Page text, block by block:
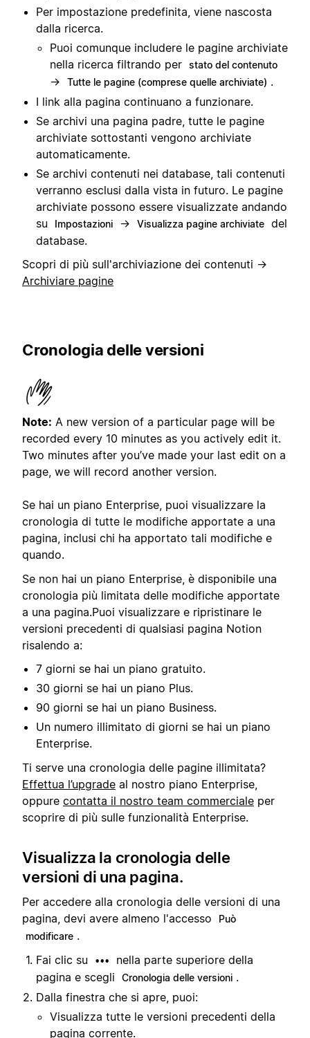
Per impostazione predefinita, viene nascosta
dalla ricerca.
Puoi comunque includere le pagine archiviate
nella ricerca filtrando per stato del contenuto
→ Tutte le pagine (comprese quelle archiviate) .
I link alla pagina continuano a funzionare.
Se archivi una pagina padre, tutte le pagine
archiviate sottostanti vengono archiviate
automaticamente.
Se archivi contenuti nei database, tali contenuti
verranno esclusi dalla vista in futuro. Le pagine
archiviate possono essere visualizzate andando
su
Impostazioni → Visualizza pagine archiviate del
database.
Scopri di più sull'archiviazione dei contenuti →
Archiviare pagine
Cronologia delle versioni
Note: A new version of a particular page will be
recorded every 10 minutes as you actively edit it.
Two minutes after you’ve made your last edit on a
page, we will record another version.
Se hai un piano Enterprise, puoi visualizzare la
cronologia di tutte le modifiche apportate a una
pagina, inclusi chi ha apportato tali modifiche e
quando.
Se non hai un piano Enterprise, è disponibile una
cronologia più limitata delle modifiche apportate
a una pagina.Puoi visualizzare e ripristinare le
versioni precedenti di qualsiasi pagina Notion
risalendo a:
7 giorni se hai un piano gratuito.
30 giorni se hai un piano Plus.
90 giorni se hai un piano Business.
Un numero illimitato di giorni se hai un piano
Enterprise.
Ti serve una cronologia delle pagine illimitata?
Effettua l’upgrade al nostro piano Enterprise,
oppure contatta il nostro team commerciale per
scoprire di più sulle funzionalità Enterprise.
Visualizza la cronologia delle
versioni di una pagina.
Per accedere alla cronologia delle versioni di una
pagina, devi avere almeno l'accesso
Può
modificare .
Fai clic su
•••
nella parte superiore della
pagina e scegli
Cronologia delle versioni .
Dalla finestra che si apre, puoi:
Visualizza tutte le versioni precedenti della
pagina corrente.